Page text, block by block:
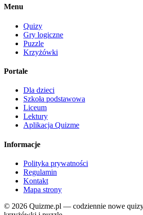
Menu
Quizy
Gry logiczne
Puzzle
Krzyżówki
Portale
Dla dzieci
Szkoła podstawowa
Liceum
Lektury
Aplikacja Quizme
Informacje
Polityka prywatności
Regulamin
Kontakt
Mapa strony
© 2026 Quizme.pl — codziennie nowe